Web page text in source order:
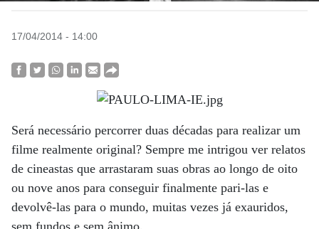
17/04/2014 - 14:00
Será necessário percorrer duas décadas para realizar um
filme realmente original? Sempre me intrigou ver relatos
de cineastas que arrastaram suas obras ao longo de oito
ou nove anos para conseguir finalmente pari-las e
devolvê-las para o mundo, muitas vezes já exauridos,